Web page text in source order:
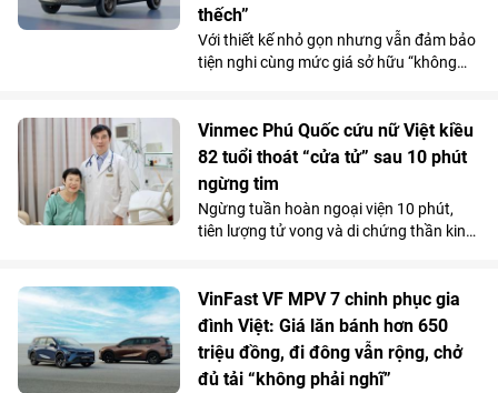
thếch”
Với thiết kế nhỏ gọn nhưng vẫn đảm bảo
tiện nghi cùng mức giá sở hữu “không
đồng phái đẹp trước ngày mở cổng chính
thức vào 15/7.
Vinmec Phú Quốc cứu nữ Việt kiều
82 tuổi thoát “cửa tử” sau 10 phút
ngừng tim
Ngừng tuần hoàn ngoại viện 10 phút,
tiên lượng tử vong và di chứng thần kinh
cuộc sống bình thường chỉ sau một tuần
điều trị tại Bệnh viện Đa khoa Vinmec
Phú Quốc.
VinFast VF MPV 7 chinh phục gia
đình Việt: Giá lăn bánh hơn 650
triệu đồng, đi đông vẫn rộng, chở
đủ tải “không phải nghĩ”